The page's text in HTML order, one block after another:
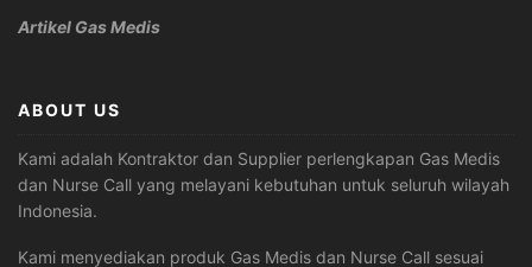
Artikel Gas Medis
ABOUT US
Kami adalah Kontraktor dan Supplier perlengkapan Gas Medis
dan Nurse Call yang melayani kebutuhan untuk seluruh wilayah
Indonesia.
Kami menyediakan produk Gas Medis dan Nurse Call sesuai